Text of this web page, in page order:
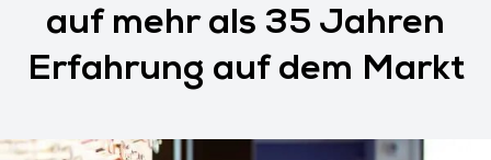
auf mehr als 35 Jahren
Erfahrung auf dem Markt